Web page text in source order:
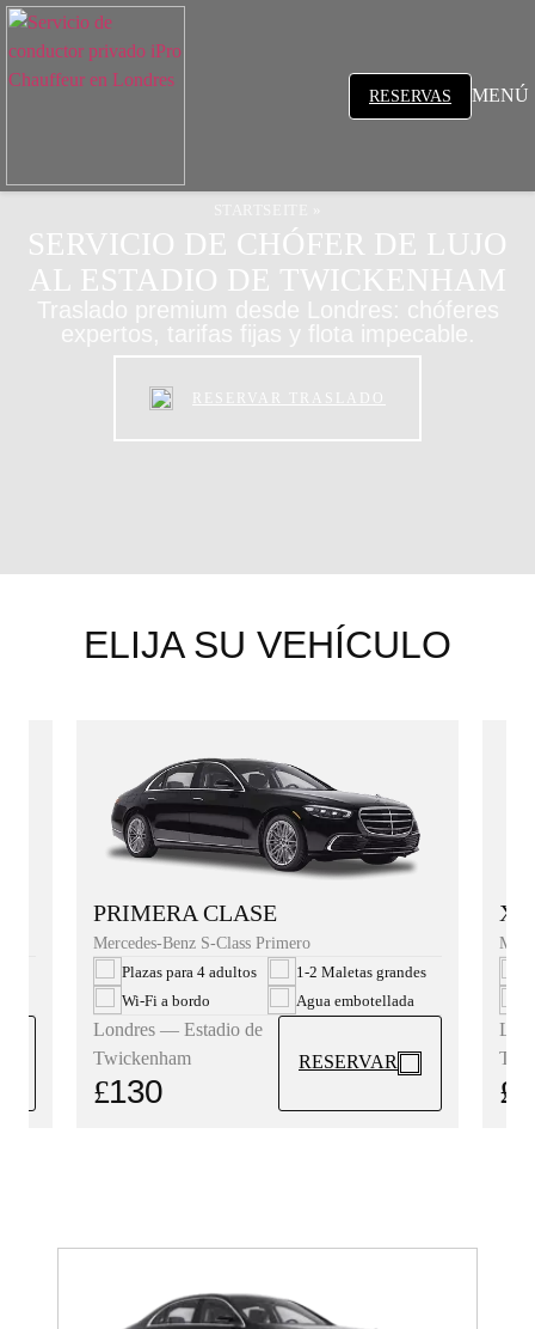
RESERVAS MENÚ
SERVICIO DE CHÓFER DE LUJO
AL ESTADIO DE TWICKENHAM
RESERVAR TRASLADO
ELIJA SU VEHÍCULO
PRIMERA CLASE
Mercedes-Benz S-Class Primero
Plazas para 4 adultos
1-2 Maletas grandes
Wi‑Fi a bordo
Agua embotellada
Londres — Estadio de
Twickenham
£130
RESERVAR
XL
£